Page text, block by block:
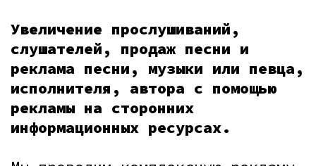
Увеличение прослушиваний,
слушателей, продаж песни и
реклама песни, музыки или певца,
исполнителя, автора с помощью
рекламы на сторонних
информационных ресурсах.